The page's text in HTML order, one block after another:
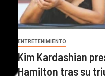
ENTRETENIMIENTO
Kim Kardashian
Hamilton tras su